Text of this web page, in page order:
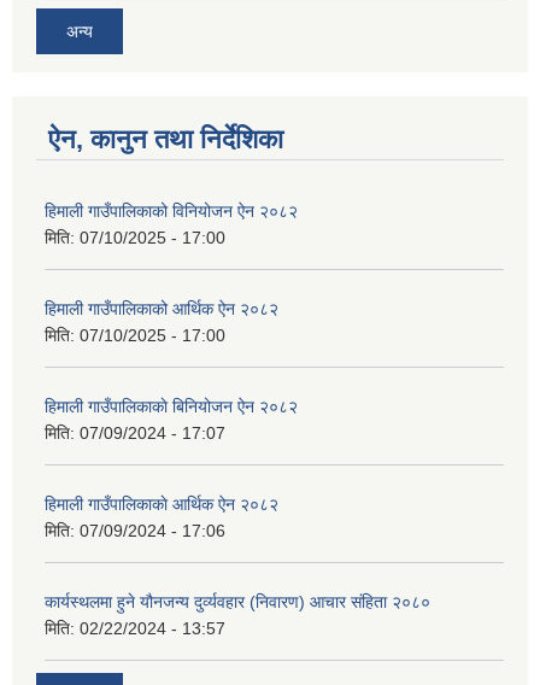
अन्य
ऐन, कानुन तथा निर्देशिका
हिमाली गाउँपालिकाको विनियोजन ऐन २०८२
मिति: 07/10/2025 - 17:00
हिमाली गाउँपालिकाको आर्थिक ऐन २०८२
मिति: 07/10/2025 - 17:00
हिमाली गाउँपालिकाकाे बिनियोजन ऐन २०८२
मिति: 07/09/2024 - 17:07
हिमाली गाउँपालिकाकाे आर्थिक ऐन २०८२
मिति: 07/09/2024 - 17:06
कार्यस्थलमा हुने यौनजन्य दुर्व्यवहार (निवारण) आचार संहिता २०८०
मिति: 02/22/2024 - 13:57